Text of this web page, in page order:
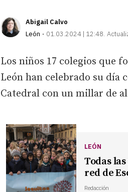
Abigail Calvo
León
01.03.2024 | 12:48
Los niños 17 colegios que
León han celebrado su día
Catedral con un millar de
LEÓN
Todas
red de
Redacción